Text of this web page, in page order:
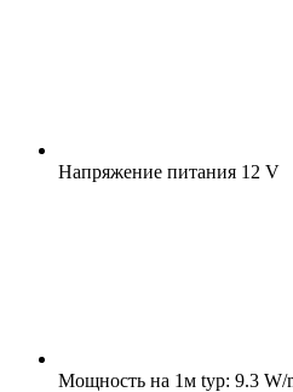
Напряжение питания 12 V
Мощность на 1м typ: 9.3 W/